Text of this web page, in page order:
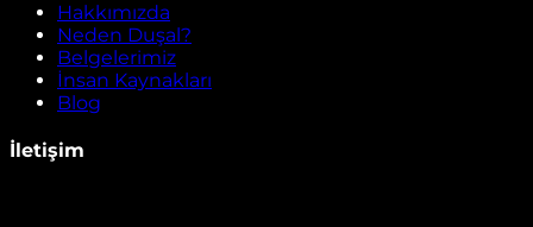
Hakkımızda
Neden Duşal?
Belgelerimiz
İnsan Kaynakları
Blog
İletişim